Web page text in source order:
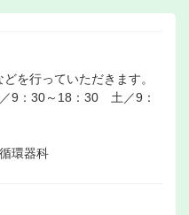
を行っていただきます。
9：30～18：30 土／9：
環器科